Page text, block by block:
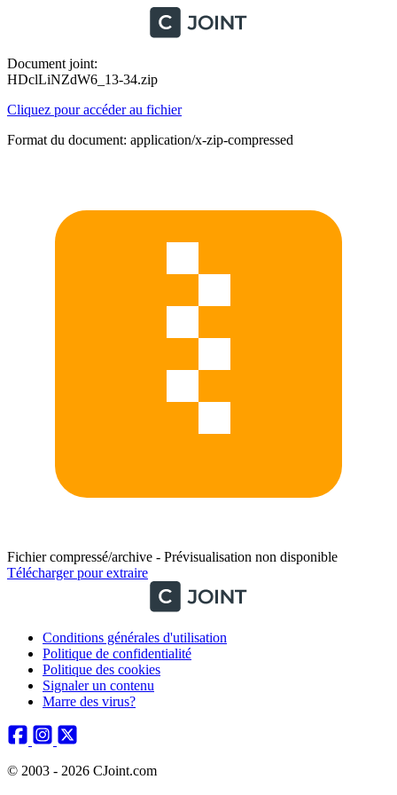
Document joint:
HDclLiNZdW6_13-34.zip
Cliquez pour accéder au fichier
Format du document: application/x-zip-compressed
Fichier compressé/archive - Prévisualisation non disponible
Télécharger pour extraire
Conditions générales d'utilisation
Politique de confidentialité
Politique des cookies
Signaler un contenu
Marre des virus?
© 2003 - 2026 CJoint.com